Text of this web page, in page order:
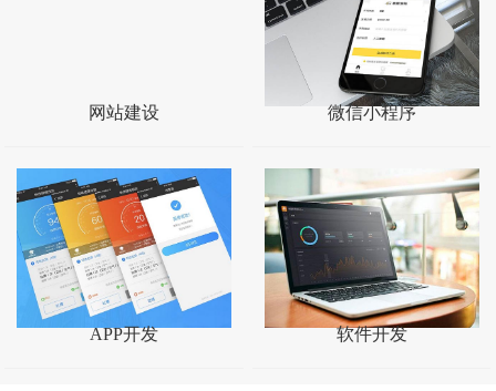
网站建设 微信小程序
APP开发 软件开发